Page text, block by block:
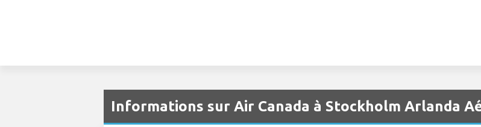
Informations sur Air Canada à Stockholm Arlanda